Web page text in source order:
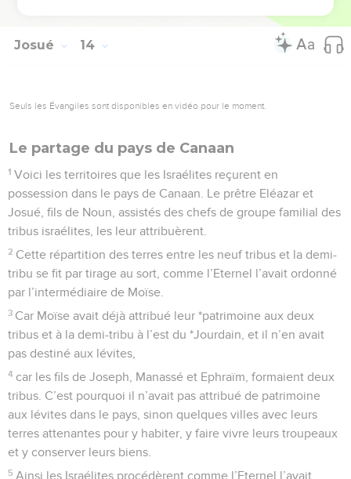
Josué 14
Seuls les Évangiles sont disponibles en vidéo pour le moment.
Le partage du pays de Canaan
1 Voici les territoires que les Israélites reçurent en
possession dans le pays de Canaan. Le prêtre Eléazar et
Josué, fils de Noun, assistés des chefs de groupe familial des
tribus israélites, les leur attribuèrent.
2 Cette répartition des terres entre les neuf tribus et la demi-
tribu se fit par tirage au sort, comme l’Eternel l’avait ordonné
par l’intermédiaire de Moïse.
3 Car Moïse avait déjà attribué leur *patrimoine aux deux
tribus et à la demi-tribu à l’est du *Jourdain, et il n’en avait
pas destiné aux lévites,
4 car les fils de Joseph, Manassé et Ephraïm, formaient deux
tribus. C’est pourquoi il n’avait pas attribué de patrimoine
aux lévites dans le pays, sinon quelques villes avec leurs
terres attenantes pour y habiter, y faire vivre leurs troupeaux
et y conserver leurs biens.
5 Ainsi les Israélites procédèrent comme l’Eternel l’avait